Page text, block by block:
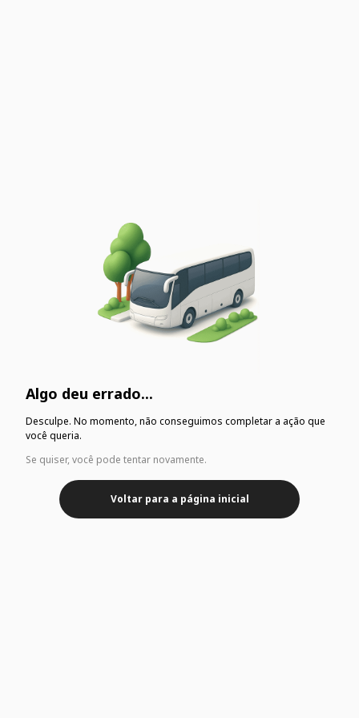
Algo deu errado...
Desculpe. No momento, não conseguimos completar a ação que
você queria.
Se quiser, você pode tentar novamente.
Voltar para a página inicial